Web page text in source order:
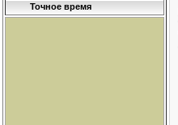
Точное время